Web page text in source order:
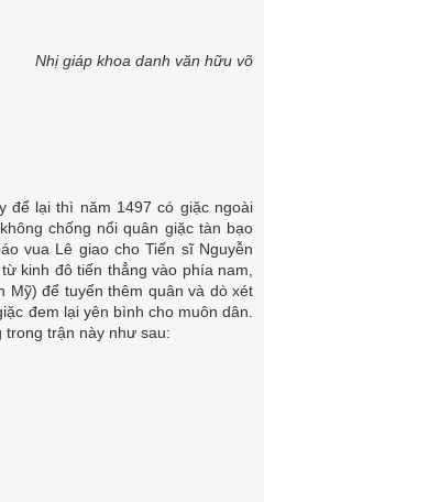
Nhị giáp khoa danh văn hữu võ
để lại thì năm 1497 có giặc ngoài
chống nổi quân giặc tàn bạo
vua Lê giao cho Tiến sĩ Nguyễn
kinh đô tiến thẳng vào phía nam,
Mỹ) để tuyển thêm quân và dò xét
đem lại yên bình cho muôn dân.
trận này như sau: